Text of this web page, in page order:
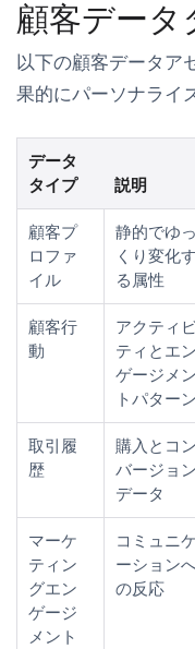
顧客データ
以下の顧客データア
果的にパーソナライ
データ
タイプ
説明
顧客プ
ロファ
イル
静的でゆっ
くり変化す
る属性
顧客行
動
アクティ
ティとエン
ゲージメン
トパターン
取引履
歴
購入とコン
バージョン
データ
マーケ
ティン
グエン
ゲージ
メント
コミュニケ
ーション
の反応